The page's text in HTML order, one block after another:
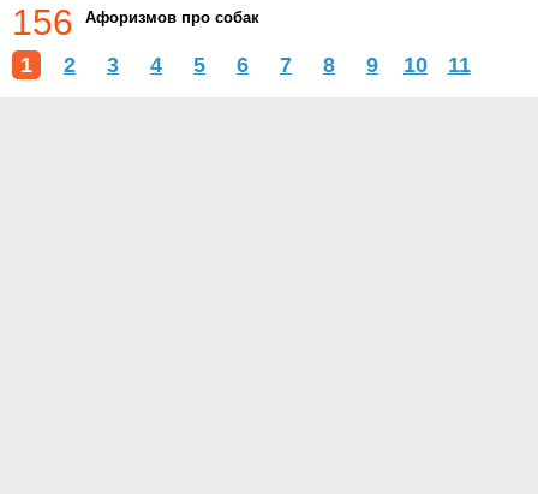
156 Афоризмов про собак
1 2 3 4 5 6 7 8 9 10 11